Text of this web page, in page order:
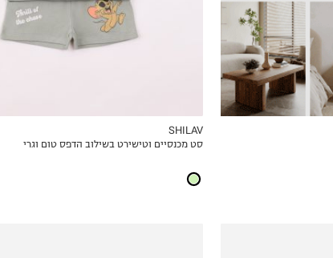
MY LIST
4Y
5Y
6Y
SHILAV
סט מכנסיים וטישירט בשילוב הדפס טום וגרי